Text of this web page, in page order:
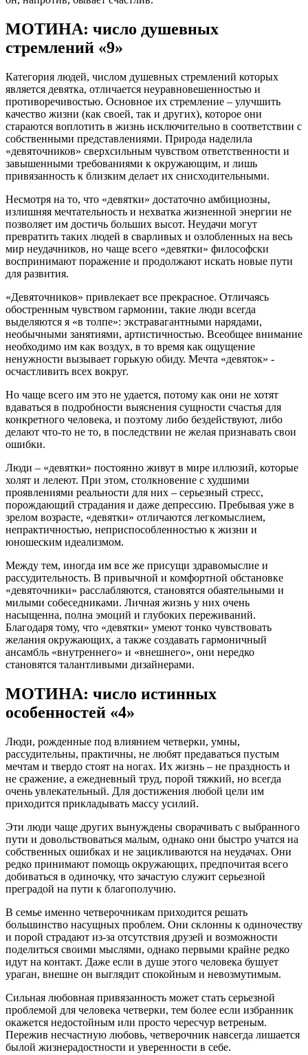
МОТИНА: число душевных
стремлений «9»
Категория людей, числом душевных стремлений которых
является девятка, отличается неуравновешенностью и
противоречивостью. Основное их стремление – улучшить
качество жизни (как своей, так и других), которое они
стараются воплотить в жизнь исключительно в соответствии с
собственными представлениями. Природа наделила
«девяточников» сверхсильным чувством ответственности и
завышенными требованиями к окружающим, и лишь
привязанность к близким делает их снисходительными.
Несмотря на то, что «девятки» достаточно амбициозны,
излишняя мечтательность и нехватка жизненной энергии не
позволяет им достичь больших высот. Неудачи могут
превратить таких людей в сварливых и озлобленных на весь
мир неудачников, но чаще всего «девятки» философски
воспринимают поражение и продолжают искать новые пути
для развития.
«Девяточников» привлекает все прекрасное. Отличаясь
обостренным чувством гармонии, такие люди всегда
выделяются я «в толпе»: экстравагантными нарядами,
необычными занятиями, артистичностью. Всеобщее внимание
необходимо им как воздух, в то время как ощущение
ненужности вызывает горькую обиду. Мечта «девяток» -
осчастливить всех вокруг.
Но чаще всего им это не удается, потому как они не хотят
вдаваться в подробности выяснения сущности счастья для
конкретного человека, и поэтому либо бездействуют, либо
делают что-то не то, в последствии не желая признавать свои
ошибки.
Люди – «девятки» постоянно живут в мире иллюзий, которые
холят и лелеют. При этом, столкновение с худшими
проявлениями реальности для них – серьезный стресс,
порождающий страдания и даже депрессию. Пребывая уже в
зрелом возрасте, «девятки» отличаются легкомыслием,
непрактичностью, неприспособленностью к жизни и
юношеским идеализмом.
Между тем, иногда им все же присущи здравомыслие и
рассудительность. В привычной и комфортной обстановке
«девяточники» расслабляются, становятся обаятельными и
милыми собеседниками. Личная жизнь у них очень
насыщенна, полна эмоций и глубоких переживаний.
Благодаря тому, что «девятки» умеют тонко чувствовать
желания окружающих, а также создавать гармоничный
ансамбль «внутреннего» и «внешнего», они нередко
становятся талантливыми дизайнерами.
МОТИНА: число истинных
особенностей «4»
Люди, рожденные под влиянием четверки, умны,
рассудительны, практичны, не любят предаваться пустым
мечтам и твердо стоят на ногах. Их жизнь – не праздность и
не сражение, а ежедневный труд, порой тяжкий, но всегда
очень увлекательный. Для достижения любой цели им
приходится прикладывать массу усилий.
Эти люди чаще других вынуждены сворачивать с выбранного
пути и довольствоваться малым, однако они быстро учатся на
собственных ошибках и не зацикливаются на неудачах. Они
редко принимают помощь окружающих, предпочитая всего
добиваться в одиночку, что зачастую служит серьезной
преградой на пути к благополучию.
В семье именно четверочникам приходится решать
большинство насущных проблем. Они склонны к одиночеству
и порой страдают из-за отсутствия друзей и возможности
поделиться своими мыслями, однако первыми крайне редко
идут на контакт. Даже если в душе этого человека бушует
ураган, внешне он выглядит спокойным и невозмутимым.
Сильная любовная привязанность может стать серьезной
проблемой для человека четверки, тем более если избранник
окажется недостойным или просто чересчур ветреным.
Пережив несчастную любовь, четверочник навсегда лишается
былой жизнерадостности и уверенности в себе.